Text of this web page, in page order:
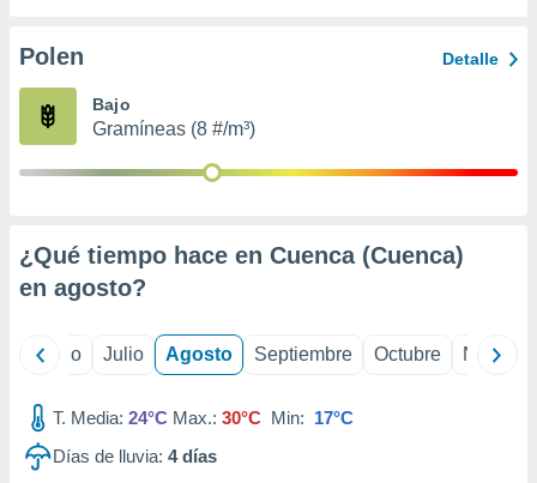
e
mediante
publicidad
publicidad
de
Polen Detalle
Bajo
Gramíneas (8 #/m³)
¿Qué tiempo hace en Cuenca (Cuenca)
en agosto?
Junio Julio Agosto Septiembre Octubre
T. Media: 24°C Max.: 30°C Min: 17°C
Días de lluvia: 4días